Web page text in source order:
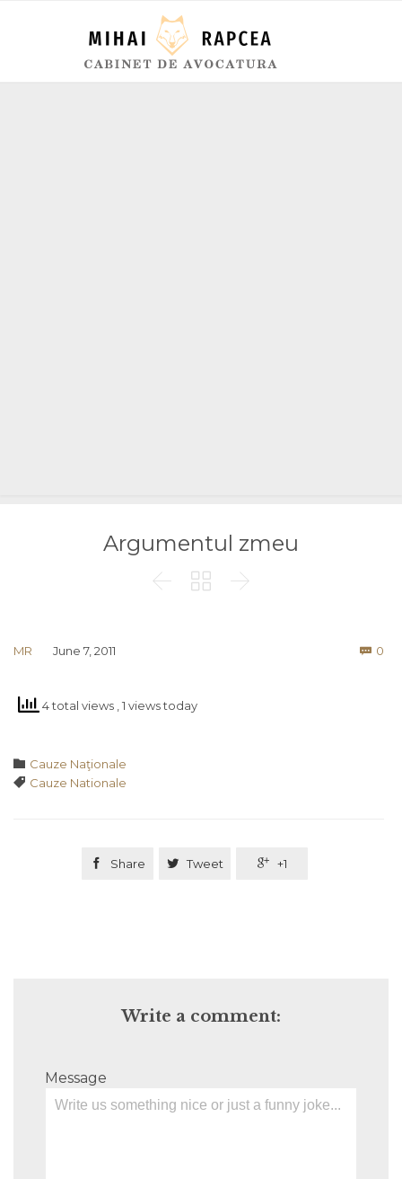
Argumentul zmeu
  
MR June 7, 2011  0
4 total views , 1 views today
 Category
Cauze Naţionale
 Tags
Cauze Nationale
 Share  Tweet  +1
Write a comment:
Message